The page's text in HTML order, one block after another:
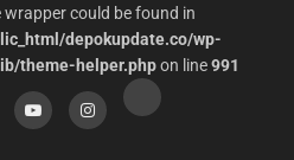
could be found in
depokupdate.co/wp-
theme-helper.phpon line991